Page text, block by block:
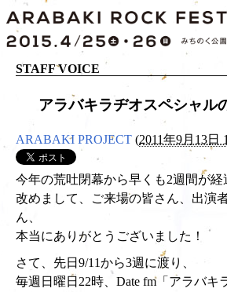
STAFF VOICE
アラバキラヂオスペシャル
ARABAKI PROJECT (2011年9月13日
今年の荒吐閉幕から早くも2週間が経
改めまして、ご来場の皆さん、出演
ん、
本当にありがとうございました！
さて、先日9/11から3週に渡り、
毎週日曜日22時、Date fm「アラバキ